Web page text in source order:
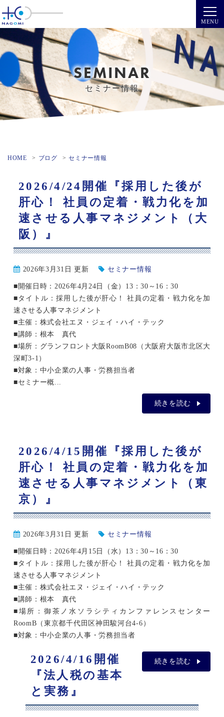
SEMINAR
セミナー情報
HOME ブログ セミナー情報
2026/4/24開催『採用した後が
肝心！ 社員の定着・戦力化を加
速させる人事マネジメント（大
阪）』
2026年3月31日 更新 セミナー情報
■開催日時：2026年4月24日（金）13：30～16：30
■タイトル：採用した後が肝心！ 社員の定着・戦力化を加
速させる人事マネジメント
■主催：株式会社エヌ・ジェイ・ハイ・テック
■講師：根本 真代
■場所：グランフロント大阪RoomB08（大阪府大阪市北区大
深町3-1）
■対象：中小企業の人事・労務担当者
■セミナー概...
続きを読む
2026/4/15開催『採用した後が
肝心！ 社員の定着・戦力化を加
速させる人事マネジメント（東
京）』
2026年3月31日 更新 セミナー情報
■開催日時：2026年4月15日（水）13：30～16：30
■タイトル：採用した後が肝心！ 社員の定着・戦力化を加
速させる人事マネジメント
■主催：株式会社エヌ・ジェイ・ハイ・テック
■講師：根本 真代
■場所：御茶ノ水ソラシティカンファレンスセンター
RoomB（東京都千代田区神田駿河台4-6）
■対象：中小企業の人事・労務担当者
続きを読む
2026/4/16開催
『法人税の基本
と実務』